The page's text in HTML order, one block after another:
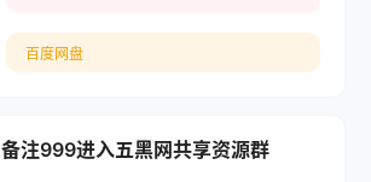
百度网盘
备注999进入五黑网共享资源群